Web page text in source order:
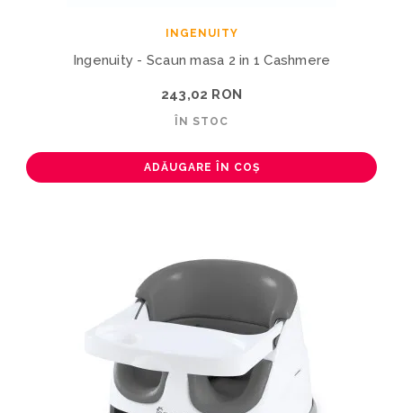
INGENUITY
Ingenuity - Scaun masa 2 in 1 Cashmere
243,02 RON
ÎN STOC
ADĂUGARE ÎN COȘ